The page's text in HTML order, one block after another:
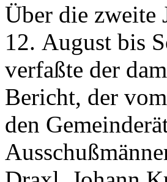
Über die zweite
12. August bis
verfaßte der
Bericht, der
den